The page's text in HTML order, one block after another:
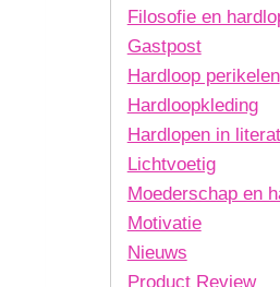
Filosofie en
Gastpost
Hardloop perikelen
Hardloopkleding
Hardlopen in
Lichtvoetig
Moederschap en
Motivatie
Nieuws
Product Review